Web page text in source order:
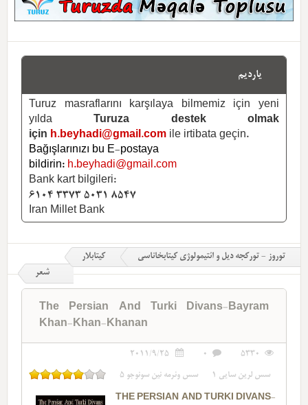
یاردیم
Turuz masraflarını karşılaya bilmemiz için yeni
yılda
Turuza destek olmak
için h.beyhadi@gmail.com ile irtibata geçin.
Bağışlarınızı bu E-postaya
bildirin: h.beyhadi@gmail.com
Bank kart bilgileri:
6104 3373 5031 8547
Iran Millet Bank
توروز - تورکجه دیل و ائتیمولوژی کیتابخاناسی
کیتابلار
شعر
The Persian And Turki Divans-Bayram
Khan-Khan-Khanan
5330
0
2011/9/25
سس لرین سایی 1 سس وئرمه نین سونوجو 5
THE PERSIAN AND TURKI DIVANS-